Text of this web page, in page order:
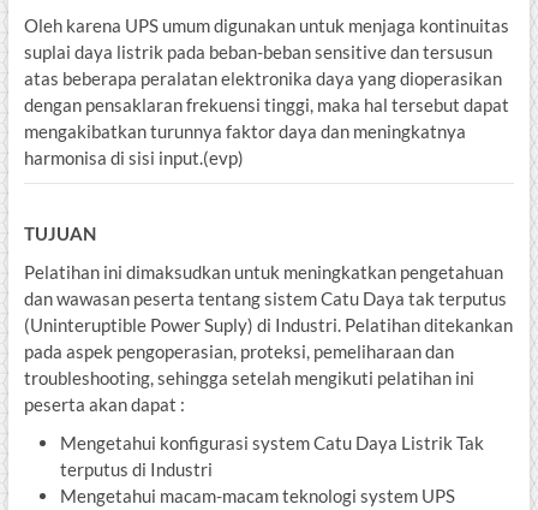
Oleh karena UPS umum digunakan untuk menjaga kontinuitas
suplai daya listrik pada beban-beban sensitive dan tersusun
atas beberapa peralatan elektronika daya yang dioperasikan
dengan pensaklaran frekuensi tinggi, maka hal tersebut dapat
mengakibatkan turunnya faktor daya dan meningkatnya
harmonisa di sisi input.(evp)
TUJUAN
Pelatihan ini dimaksudkan untuk meningkatkan pengetahuan
dan wawasan peserta tentang sistem Catu Daya tak terputus
(Uninteruptible Power Suply) di Industri. Pelatihan ditekankan
pada aspek pengoperasian, proteksi, pemeliharaan dan
troubleshooting, sehingga setelah mengikuti pelatihan ini
peserta akan dapat :
Mengetahui konfigurasi system Catu Daya Listrik Tak
terputus di Industri
Mengetahui macam-macam teknologi system UPS